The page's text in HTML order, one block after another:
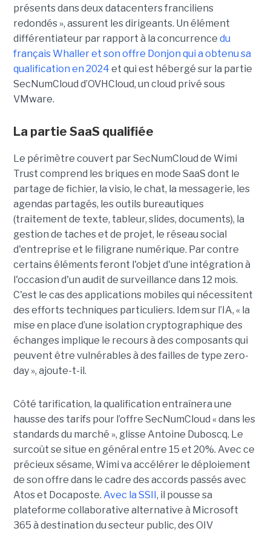
présents dans deux datacenters franciliens
redondés », assurent les dirigeants. Un élément
différentiateur par rapport à la concurrence du
français Whaller et son offre Donjon qui a obtenu sa
qualification en 2024 et qui est hébergé sur la partie
SecNumCloud d’OVHCloud, un cloud privé sous
VMware.
La partie SaaS qualifiée
Le périmètre couvert par SecNumCloud de Wimi
Trust comprend les briques en mode SaaS dont le
partage de fichier, la visio, le chat, la messagerie, les
agendas partagés, les outils bureautiques
(traitement de texte, tableur, slides, documents), la
gestion de taches et de projet, le réseau social
d'entreprise et le filigrane numérique. Par contre
certains éléments feront l'objet d'une intégration à
l'occasion d'un audit de surveillance dans 12 mois.
C'est le cas des applications mobiles qui nécessitent
des efforts techniques particuliers. Idem sur l’IA, « la
mise en place d’une isolation cryptographique des
échanges implique le recours à des composants qui
peuvent être vulnérables à des failles de type zero-
day », ajoute-t-il.
Côté tarification, la qualification entraînera une
hausse des tarifs pour l’offre SecNumCloud « dans les
standards du marché », glisse Antoine Duboscq. Le
surcoût se situe en général entre 15 et 20%. Avec ce
précieux sésame, Wimi va accélérer le déploiement
de son offre dans le cadre des accords passés avec
Atos et Docaposte. Avec la SSII , il pousse sa
plateforme collaborative alternative à Microsoft
365 à destination du secteur public, des OIV